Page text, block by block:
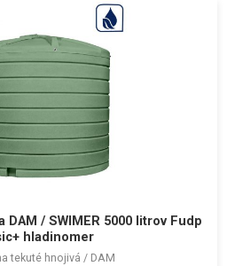
DAM / SWIMER 5000 litrov Fudp
hladinomer
tekuté hnojivá / DAM